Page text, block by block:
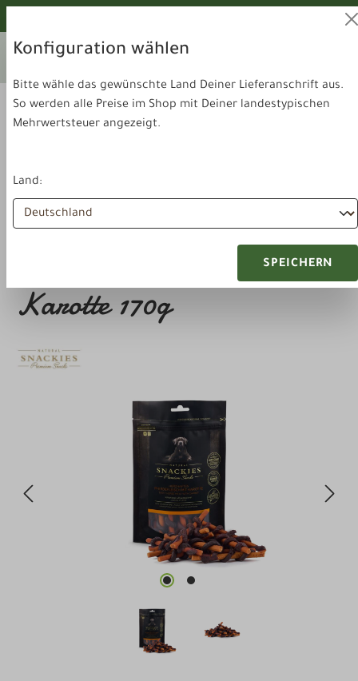
Ihr aktuelles Lieferland:
Snackies Pferdefleisch mit
Karotte 170g
Bildergalerie überspringen
Konfiguration wählen
Bitte wähle das gewünschte Land Deiner Lieferanschrift aus.
So werden alle Preise im Shop mit Deiner landestypischen
Mehrwertsteuer angezeigt.
Land:
SPEICHERN